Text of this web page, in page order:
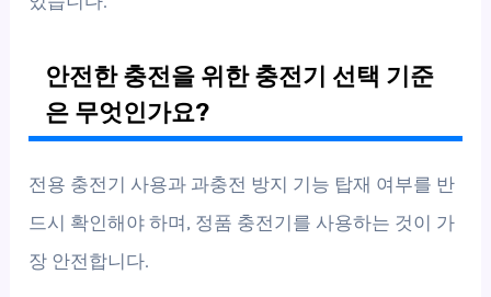
안전한 충전을 위한 충전기 선택 기준
은 무엇인가요?
전용 충전기 사용과 과충전 방지 기능 탑재 여부를 반
드시 확인해야 하며, 정품 충전기를 사용하는 것이 가
장 안전합니다.